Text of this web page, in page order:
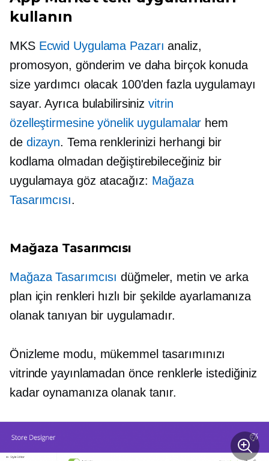
kullanın
MKS Ecwid Uygulama Pazarı analiz,
promosyon, gönderim ve daha birçok konuda
size yardımcı olacak 100'den fazla uygulamayı
sayar. Ayrıca bulabilirsinizvitrin
özelleştirmesine yönelik uygulamalar hem
de dizayn. Tema renklerinizi herhangi bir
kodlama olmadan değiştirebileceğiniz bir
uygulamaya göz atacağız: Mağaza
Tasarımcısı.
Mağaza Tasarımcısı
Mağaza Tasarımcısı düğmeler, metin ve arka
plan için renkleri hızlı bir şekilde ayarlamanıza
olanak tanıyan bir uygulamadır.
Önizleme modu, mükemmel tasarımınızı
vitrinde yayınlamadan önce renklerle istediğiniz
kadar oynamanıza olanak tanır.